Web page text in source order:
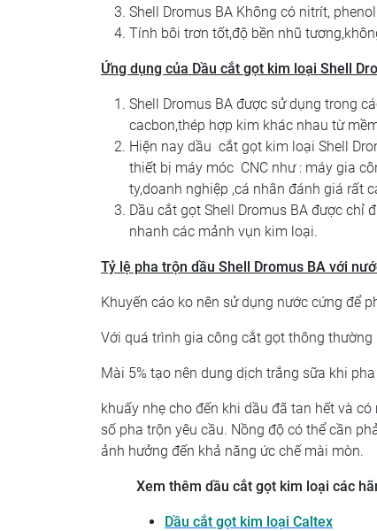
Shell Dromus BA Không có nitrít,
Tính bôi trơn tốt,độ bền nhũ
Ứng dụng của Dầu cắt gọt kim loại Shell
Shell Dromus BA được sử dụng trong
cacbon,thép hợp kim khác nhau từ
Hiện nay dầu cắt gọt kim loại Shell
thiết bị máy móc CNC như : máy gia
ty,doanh nghiệp ,cá nhân đánh giá rất
Dầu cắt gọt Shell Dromus BA được chỉ
nhanh các mảnh vụn kim loại.
Tỷ lệ pha trộn dầu Shell Dromus BA với
Khuyến cáo ko nên sử dụng nước cứng để
Với quá trình gia công cắt gọt thông thường
Mài 5% tạo nên dung dịch trắng sữa khi
khuấy nhẹ cho đến khi dầu đã tan hết và
số pha trộn yêu cầu. Nồng độ có thể cần
ảnh hưởng đến khả năng ức chế mài mòn.
Xem thêm dầu cắt gọt kim loại các
Dầu cắt gọt kim loại Caltex